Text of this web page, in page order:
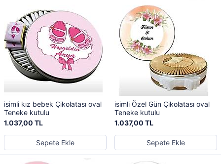
isimli kız bebek Çikolatası oval
Teneke kutulu
1.037,00 TL
Sepete Ekle
isimli Özel Gün Çikolatası oval
Teneke kutulu
1.037,00 TL
Sepete Ekle